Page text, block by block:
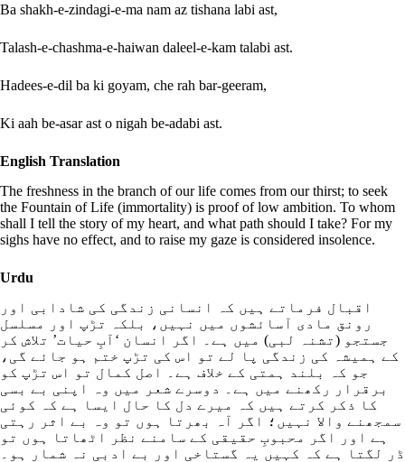
Ba shakh-e-zindagi-e-ma nam az tishana labi ast,
Talash-e-chashma-e-haiwan daleel-e-kam talabi ast.
Hadees-e-dil ba ki goyam, che rah bar-geeram,
Ki aah be-asar ast o nigah be-adabi ast.
English Translation
The freshness in the branch of our life comes from our thirst; to seek
the Fountain of Life (immortality) is proof of low ambition. To whom
shall I tell the story of my heart, and what path should I take? For my
sighs have no effect, and to raise my gaze is considered insolence.
Urdu
اقبال فرماتے ہیں کہ انسانی زندگی کی شادابی اور
رونق مادی آسائشوں میں نہیں، بلکہ تڑپ اور مسلسل
جستجو (تشنہ لبی) میں ہے۔ اگر انسان ‘آبِ حیات’ تلاش کر
کے ہمیشہ کی زندگی پا لے تو اس کی تڑپ ختم ہو جائے گی،
جو کہ بلند ہمتی کے خلاف ہے۔ اصل کمال تو اس تڑپ کو
برقرار رکھنے میں ہے۔ دوسرے شعر میں وہ اپنی بے بسی
کا ذکر کرتے ہیں کہ میرے دل کا حال ایسا ہے کہ کوئی
سمجھنے والا نہیں؛ اگر آہ بھرتا ہوں تو وہ بے اثر رہتی
ہے اور اگر محبوبِ حقیقی کے سامنے نظر اٹھاتا ہوں تو
ڈر لگتا ہے کہ کہیں یہ گستاخی اور بے ادبی نہ شمار ہو۔